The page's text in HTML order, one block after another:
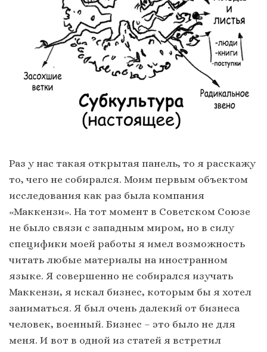
Раз у нас такая открытая панель, то я расскажу
то, чего не собирался. Моим первым объектом
исследования как раз была компания
«Маккензи». На тот момент в Советском Союзе
не было связи с западным миром, но в силу
специфики моей работы я имел возможность
читать любые материалы на иностранном
языке. Я совершенно не собирался изучать
Маккензи, я искал бизнес, которым бы я хотел
заниматься. Я был очень далекий от бизнеса
человек, военный. Бизнес – это было не для
меня. И вот в одной из статей я встретил